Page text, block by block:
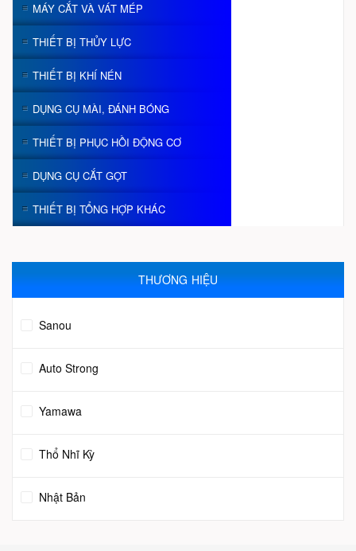
MÁY CẮT VÀ VÁT MÉP
THIẾT BỊ THỦY LỰC
THIẾT BỊ KHÍ NÉN
DỤNG CỤ MÀI, ĐÁNH BÓNG
THIẾT BỊ PHỤC HỒI ĐỘNG CƠ
DỤNG CỤ CẮT GỌT
THIẾT BỊ TỔNG HỢP KHÁC
THƯƠNG HIỆU
Sanou
Auto Strong
Yamawa
Thổ Nhĩ Kỳ
Nhật Bản